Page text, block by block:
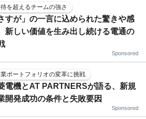
を超えるチームの強さ
すが」の一言に込められた驚きや感
新しい価値を生み出し続ける電通の
Sponsored
ポートフォリオの変革に挑戦
電機とAT PARTNERSが語る、新規
開発成功の条件と失敗要因
Sponsored